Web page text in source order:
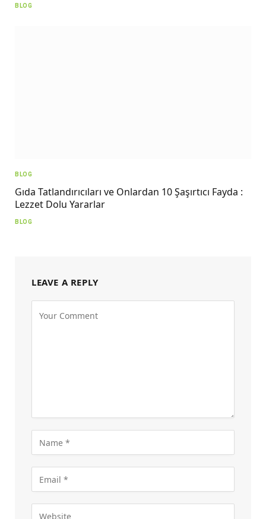
BLOG
BLOG
Gıda Tatlandırıcıları ve Onlardan 10 Şaşırtıcı Fayda :
Lezzet Dolu Yararlar
BLOG
LEAVE A REPLY